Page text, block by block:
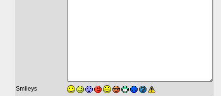
Smileys